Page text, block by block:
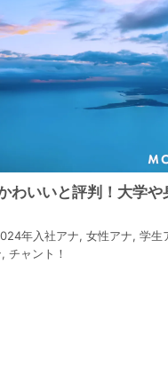
わいいと評判！大学や
年入社アナ, 女性アナ, 学生
, チャント！